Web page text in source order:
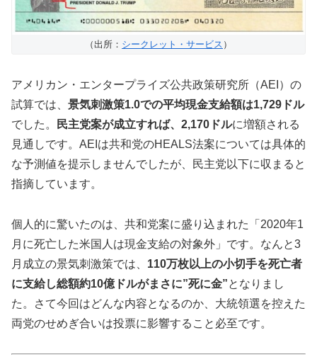
（出所： シークレット・サービス ）
アメリカン・エンタープライズ公共政策研究所（AEI）の
試算では、 景気刺激策1.0での平均現金支給額は1,729ドル
でした。
民主党案が成立すれば、2,170ドルに増額される
見通しです。AEIは共和党のHEALS法案については具体的
な予測値を提示しませんでしたが、民主党以下に収まると
指摘しています。
個人的に驚いたのは、共和党案に盛り込まれた「2020年1
月に死亡した米国人は現金支給の対象外」です。なんと3
月成立の景気刺激策では、 110万枚以上の小切手を死亡者
に支給し総額約10億ドルがまさに”死に金”となりまし
た。さて今回はどんな内容となるのか、大統領選を控えた
両党のせめぎ合いは投票に影響すること必至です。